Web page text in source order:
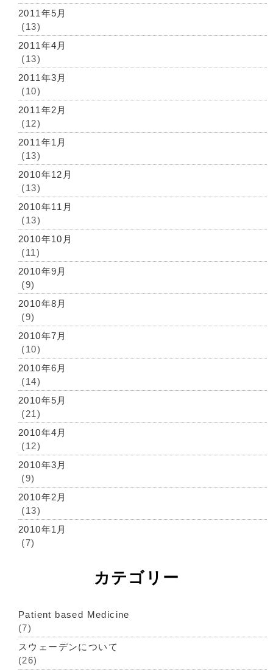
2011年5月
(13)
2011年4月
(13)
2011年3月
(10)
2011年2月
(12)
2011年1月
(13)
2010年12月
(13)
2010年11月
(13)
2010年10月
(11)
2010年9月
(9)
2010年8月
(9)
2010年7月
(10)
2010年6月
(14)
2010年5月
(21)
2010年4月
(12)
2010年3月
(9)
2010年2月
(13)
2010年1月
(7)
カテゴリー
Patient based Medicine
(7)
スウェーデンについて
(26)